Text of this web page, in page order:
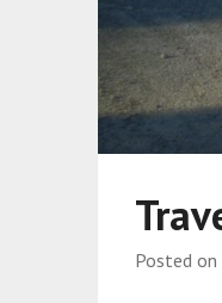
Posted on